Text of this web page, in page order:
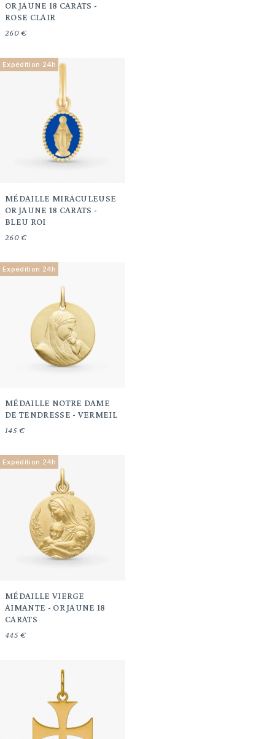
OR JAUNE 18 CARATS -
ROSE CLAIR
260 €
Expédition 24h
MÉDAILLE MIRACULEUSE
OR JAUNE 18 CARATS -
BLEU ROI
260 €
Expédition 24h
MÉDAILLE NOTRE DAME
DE TENDRESSE - VERMEIL
145 €
Expédition 24h
MÉDAILLE VIERGE
AIMANTE - OR JAUNE 18
CARATS
445 €